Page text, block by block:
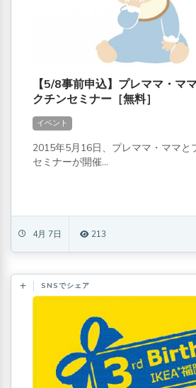
【5/8事前申込】プレママ・マ
クチンセミナー［無料］
イベント
2015年5月16日、プレママ・ママと
セミナーが開催...
4月 7日 213
SNSでシェア